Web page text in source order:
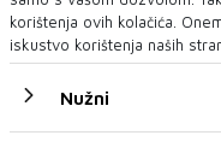
SRBIJA
U Srbiji građani i
korištenja ovih kolačića.
iskustvo korištenja naših
Nužni